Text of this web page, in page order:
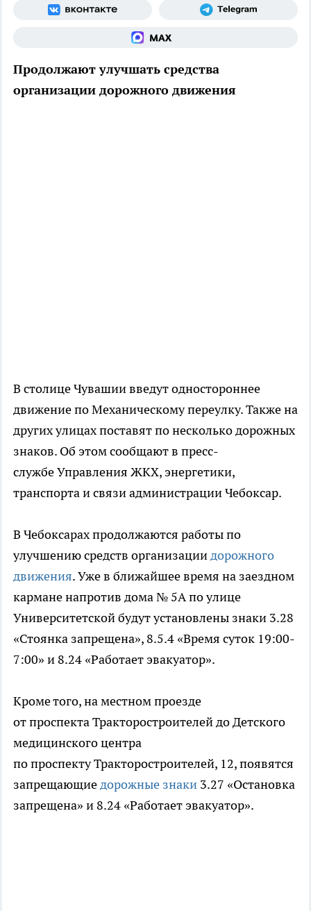
Продолжают улучшать средства
организации дорожного движения
В столице Чувашии введут одностороннее
движение по Механическому переулку. Также на
других улицах поставят по несколько дорожных
знаков. Об этом сообщают в пресс-
службе Управления ЖКХ, энергетики,
транспорта и связи администрации Чебоксар.
В Чебоксарах продолжаются работы по
улучшению средств организациидорожного
движения. Уже в ближайшее время на заездном
кармане напротив дома № 5А по улице
Университетской будут установлены знаки 3.28
«Стоянка запрещена», 8.5.4 «Время суток 19:00-
7:00» и 8.24 «Работает эвакуатор».
Кроме того, на местном проезде
от проспекта Тракторостроителей до Детского
медицинского центра
по проспекту Тракторостроителей, 12, появятся
запрещающиедорожные знаки 3.27 «Остановка
запрещена» и 8.24 «Работает эвакуатор».